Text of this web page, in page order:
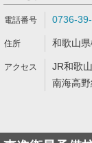
0736-
和歌山
JR和歌
南海高